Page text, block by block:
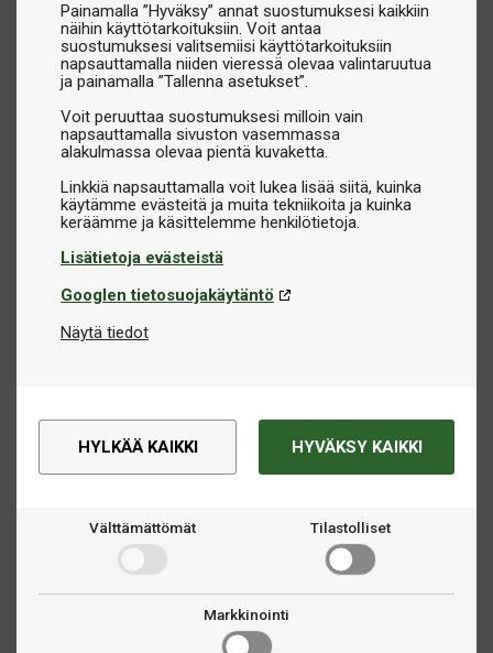
Painamalla ”Hyväksy” annat suostumuksesi kaikkiin
näihin käyttötarkoituksiin. Voit antaa
suostumuksesi valitsemiisi käyttötarkoituksiin
napsauttamalla niiden vieressä olevaa valintaruutua
ja painamalla ”Tallenna asetukset”.
Voit peruuttaa suostumuksesi milloin vain
napsauttamalla sivuston vasemmassa
alakulmassa olevaa pientä kuvaketta.
Linkkiä napsauttamalla voit lukea lisää siitä, kuinka
käytämme evästeitä ja muita tekniikoita ja kuinka
Lisätietoja evästeistä
Googlen tietosuojakäytäntö
Näytä tiedot
HYLKÄÄ KAIKKI HYVÄKSY KAIKKI
Välttämättömät Tilastolliset
Markkinointi